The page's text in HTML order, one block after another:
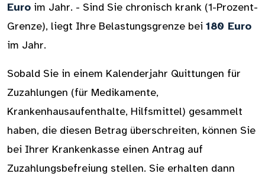
Euro im Jahr. - Sind Sie chronisch krank (1-Prozent-
Grenze), liegt Ihre Belastungsgrenze bei 180 Euro
im Jahr.
Sobald Sie in einem Kalenderjahr Quittungen für
Zuzahlungen (für Medikamente,
Krankenhausaufenthalte, Hilfsmittel) gesammelt
haben, die diesen Betrag überschreiten, können Sie
bei Ihrer Krankenkasse einen Antrag auf
Zuzahlungsbefreiung stellen. Sie erhalten dann